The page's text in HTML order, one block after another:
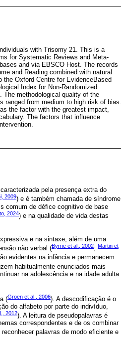
with Trisomy 21. This is a
for Systematic Reviews and Meta-
and via EBSCO Host. The records
and Reading combined with natural
the Oxford Centre for EvidenceBased
Index for Non-Randomized
The methodological quality of the
from medium to high risk of bias.
the factor with the greatest impact,
The factors that influence
pela presença extra do
2009) e é também chamada de síndrome
comum de défice cognitivo de base
2024) e na qualidade de vida destas
e na sintaxe, além de uma
não verbal (Byrne et al., 2002; Martin et
evidentes na infância e permanecem
habitualmente enunciados mais
na adolescência e na idade adulta
(Groen et al., 2006). A descodificação é o
do alfabeto por parte do indivíduo,
2012). A leitura de pseudopalavras é
correspondentes e de os combinar
palavras de modo eficiente e